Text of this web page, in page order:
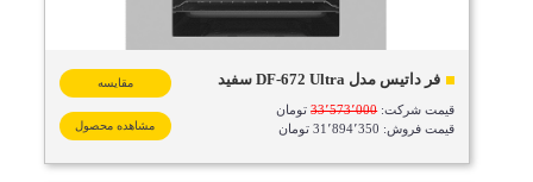
فر داتیس مدل DF-672 Ultra سفید
قیمت شرکت:33٬573٬000تومان
قیمت فروش: 31٬894٬350 تومان
مقایسه
مشاهده محصول